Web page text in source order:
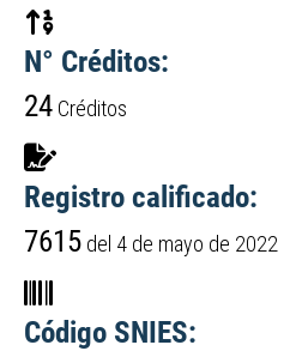
N° Créditos:
24Créditos
Registro calificado:
7615del 4 de mayo de 2022
Código SNIES: